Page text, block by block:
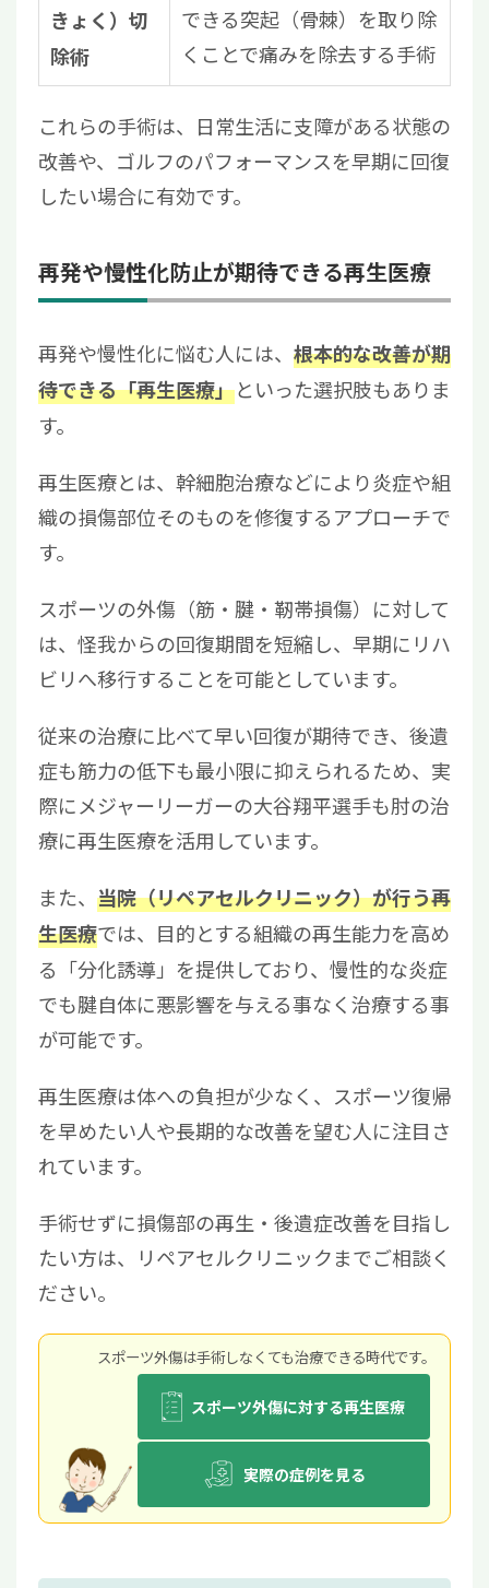
きょく）切
除術
できる突起（骨棘）を取り除
くことで痛みを除去する手術
これらの手術は、日常生活に支障がある状態の
改善や、ゴルフのパフォーマンスを早期に回復
したい場合に有効です。
再発や慢性化防止が期待できる再生医療
再発や慢性化に悩む人には、 根本的な改善が期
待できる「再生医療」といった選択肢もありま
す。
再生医療とは、幹細胞治療などにより炎症や組
織の損傷部位そのものを修復するアプローチで
す。
スポーツの外傷（筋・腱・靭帯損傷）に対して
は、怪我からの回復期間を短縮し、早期にリハ
ビリへ移⾏することを可能としています。
従来の治療に比べて早い回復が期待でき、後遺
症も筋力の低下も最小限に抑えられるため、実
際にメジャーリーガーの大谷翔平選手も肘の治
療に再生医療を活用しています。
また、 当院（リペアセルクリニック）が行う再
生医療では、目的とする組織の再生能力を高め
る「分化誘導」を提供しており、慢性的な炎症
でも腱⾃体に悪影響を与える事なく治療する事
が可能です。
再生医療は体への負担が少なく、スポーツ復帰
を早めたい人や長期的な改善を望む人に注目さ
れています。
手術せずに損傷部の再生・後遺症改善を目指し
たい方は、リペアセルクリニックまでご相談く
ださい。
スポーツ外傷は⼿術しなくても治療できる時代です。
スポーツ外傷に対する再生医療
実際の症例を見る